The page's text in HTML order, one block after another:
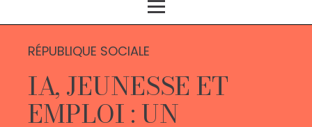
RÉPUBLIQUE SOCIALE
IA, JEUNESSE ET
EMPLOI : UN